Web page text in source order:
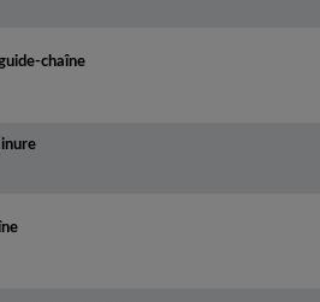
chaîne